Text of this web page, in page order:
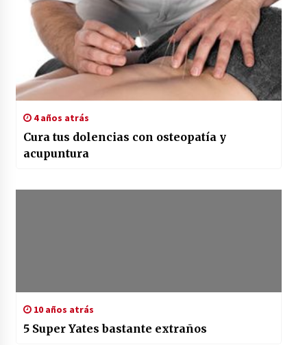
4 años atrás
Cura tus dolencias con osteopatía y
acupuntura
10 años atrás
5 Super Yates bastante extraños